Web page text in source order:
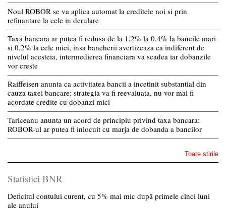
Noul ROBOR se va aplica automat la creditele noi si prin
refinantare la cele in derulare
Taxa bancara ar putea fi redusa de la 1,2% la 0,4% la bancile mari
si 0,2% la cele mici, insa bancherii avertizeaza ca indiferent de
nivelul acesteia, intermedierea financiara va scadea iar dobanzile
vor creste
Raiffeisen anunta ca activitatea bancii a incetinit substantial din
cauza taxei bancare; strategia va fi reevaluata, nu vor mai fi
acordate credite cu dobanzi mici
Tariceanu anunta un acord de principiu privind taxa bancara:
ROBOR-ul ar putea fi inlocuit cu marja de dobanda a bancilor
Toate stirile
Statistici BNR
Deficitul contului curent, cu 5% mai mic după primele cinci luni
ale anului